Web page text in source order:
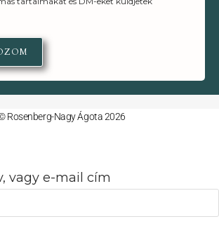
Rosenberg-Nagy Ágota 2026
vagy e-mail cím